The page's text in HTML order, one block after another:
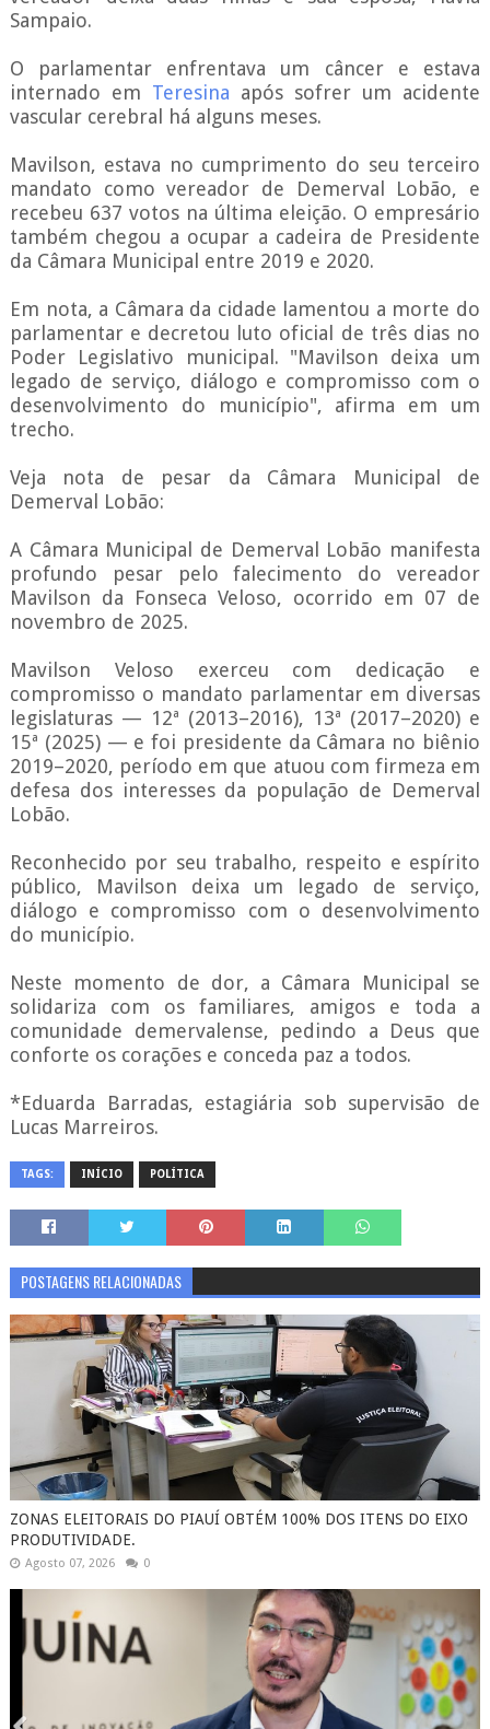
Sampaio.
O parlamentar enfrentava um câncer e estava
internado em Teresina após sofrer um acidente
vascular cerebral há alguns meses.
Mavilson, estava no cumprimento do seu terceiro
mandato como vereador de Demerval Lobão, e
recebeu 637 votos na última eleição. O empresário
também chegou a ocupar a cadeira de Presidente
da Câmara Municipal entre 2019 e 2020.
Em nota, a Câmara da cidade lamentou a morte do
parlamentar e decretou luto oficial de três dias no
Poder Legislativo municipal. "Mavilson deixa um
legado de serviço, diálogo e compromisso com o
desenvolvimento do município", afirma em um
trecho.
Veja nota de pesar da Câmara Municipal de
Demerval Lobão:
A Câmara Municipal de Demerval Lobão manifesta
profundo pesar pelo falecimento do vereador
Mavilson da Fonseca Veloso, ocorrido em 07 de
novembro de 2025.
Mavilson Veloso exerceu com dedicação e
compromisso o mandato parlamentar em diversas
legislaturas — 12ª (2013–2016), 13ª (2017–2020) e
15ª (2025) — e foi presidente da Câmara no biênio
2019–2020, período em que atuou com firmeza em
defesa dos interesses da população de Demerval
Lobão.
Reconhecido por seu trabalho, respeito e espírito
público, Mavilson deixa um legado de serviço,
diálogo e compromisso com o desenvolvimento
do município.
Neste momento de dor, a Câmara Municipal se
solidariza com os familiares, amigos e toda a
comunidade demervalense, pedindo a Deus que
conforte os corações e conceda paz a todos.
*Eduarda Barradas, estagiária sob supervisão de
Lucas Marreiros.
TAGS: INÍCIO POLÍTICA
POSTAGENS RELACIONADAS
ZONAS ELEITORAIS DO PIAUÍ OBTÉM 100% DOS ITENS DO EIXO
PRODUTIVIDADE.
Agosto 07, 2026 0